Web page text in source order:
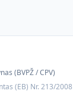
(BVPŽ / CPV)
(EB) Nr. 213/2008